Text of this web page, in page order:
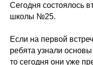
Сегодня состоялось
школы №25.
Если на первой
ребята узнали
то сегодня они уже